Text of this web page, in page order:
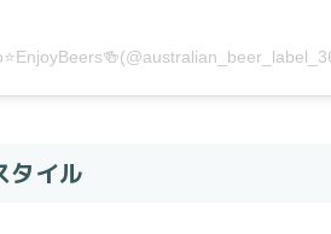
タイル